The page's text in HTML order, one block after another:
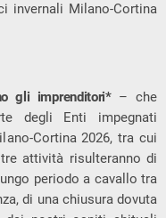
invernali Milano-Cortina
gli imprenditori*– che
degli Enti impegnati
Cortina 2026, tra cui
attività risulteranno di
periodo a cavallo tra
di una chiusura dovuta